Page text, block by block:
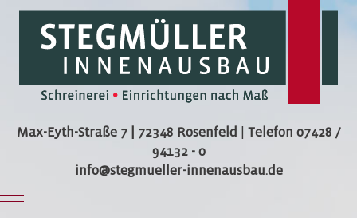
Max-Eyth-Straße 7 | 72348 Rosenfeld
Telefon 07428 /
94132 - 0
info@stegmueller-innenausbau.de
Mobile Menu Toggle